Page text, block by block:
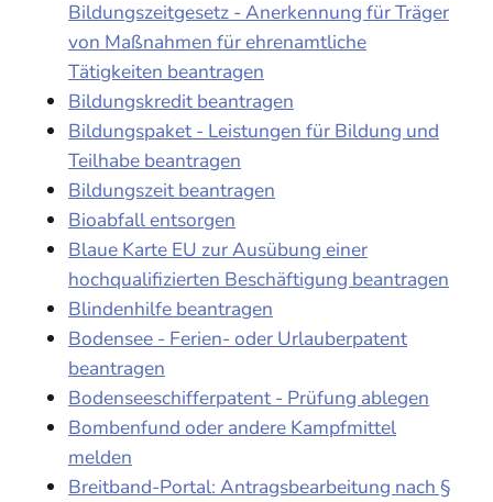
Bildungszeitgesetz - Anerkennung für Träger
von Maßnahmen für ehrenamtliche
Tätigkeiten beantragen
Bildungskredit beantragen
Bildungspaket - Leistungen für Bildung und
Teilhabe beantragen
Bildungszeit beantragen
Bioabfall entsorgen
Blaue Karte EU zur Ausübung einer
hochqualifizierten Beschäftigung beantragen
Blindenhilfe beantragen
Bodensee - Ferien- oder Urlauberpatent
beantragen
Bodenseeschifferpatent - Prüfung ablegen
Bombenfund oder andere Kampfmittel
melden
Breitband-Portal: Antragsbearbeitung nach §